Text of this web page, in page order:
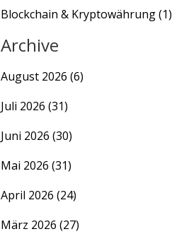
Blockchain & Kryptowährung(1)
Archive
August 2026 (6)
Juli 2026 (31)
Juni 2026 (30)
Mai 2026 (31)
April 2026 (24)
März 2026 (27)